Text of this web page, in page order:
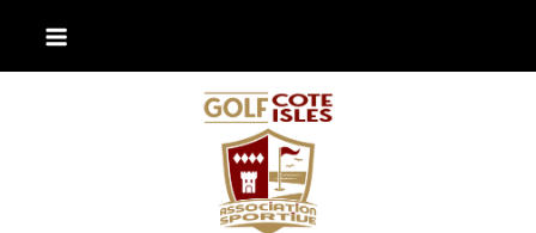
content